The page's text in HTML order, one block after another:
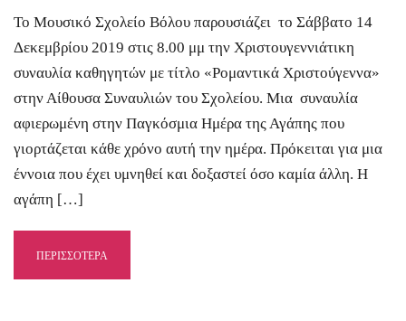
Το Μουσικό Σχολείο Βόλου παρουσιάζει το Σάββατο 14
Δεκεμβρίου 2019 στις 8.00 μμ την Χριστουγεννιάτικη
συναυλία καθηγητών με τίτλο «Ρομαντικά Χριστούγεννα»
στην Αίθουσα Συναυλιών του Σχολείου. Μια συναυλία
αφιερωμένη στην Παγκόσμια Ημέρα της Αγάπης που
γιορτάζεται κάθε χρόνο αυτή την ημέρα. Πρόκειται για μια
έννοια που έχει υμνηθεί και δοξαστεί όσο καμία άλλη. Η
αγάπη […]
ΠΕΡΙΣΣΟΤΕΡΑ